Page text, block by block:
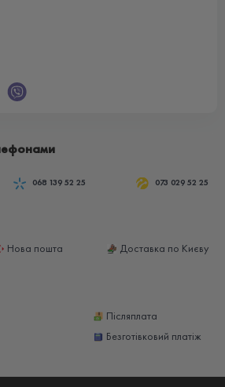
068 139 52 25 073 029 52 25
Нова пошта Доставка по Києву
Післяплата
Безготівковий платіж